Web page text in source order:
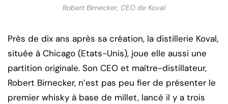
Robert Birnecker, CEO de Koval
Près de dix ans après sa création, la distillerie Koval,
située à Chicago (Etats-Unis), joue elle aussi une
partition originale. Son CEO et maître-distillateur,
Robert Birnecker, n’est pas peu fier de présenter le
premier whisky à base de millet, lancé il y a trois